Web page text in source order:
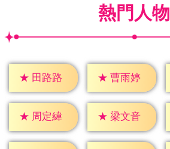
熱門人物
★ 田路路 ★ 曹雨婷
★ 周定緯 ★ 梁文音